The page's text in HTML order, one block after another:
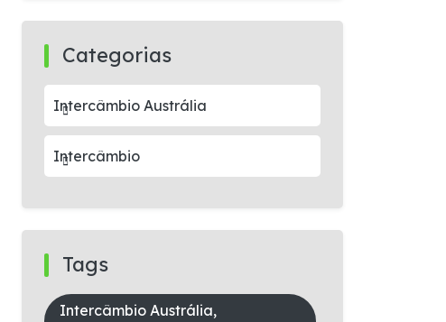
Categorias
Intercâmbio Austrália
Intercâmbio
Tags
Intercâmbio Austrália,